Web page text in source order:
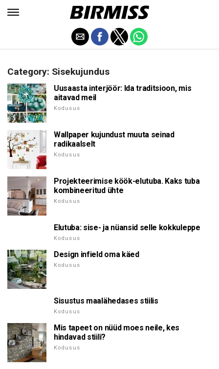
Category: Sisekujundus
Uusaasta interjöör: Ida traditsioon, mis
aitavad meil
Kodusus
Wallpaper kujundust muuta seinad
radikaalselt
Kodusus
Projekteerimise köök-elutuba. Kaks tuba
kombineeritud ühte
Kodusus
Elutuba: sise- ja nüansid selle kokkuleppe
Kodusus
Design infield oma käed
Kodusus
Sisustus maalähedases stiilis
Kodusus
Mis tapeet on nüüd moes neile, kes
hindavad stiili?
Kodusus